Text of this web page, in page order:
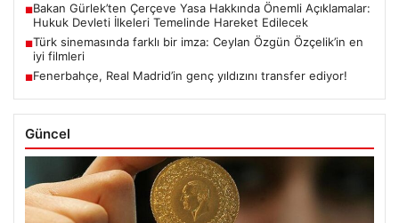
■Bakan Gürlek’ten Çerçeve Yasa Hakkında Önemli Açıklamalar:
Hukuk Devleti İlkeleri Temelinde Hareket Edilecek
■Türk sinemasında farklı bir imza: Ceylan Özgün Özçelik’in en
iyi filmleri
■Fenerbahçe, Real Madrid’in genç yıldızını transfer ediyor!
Güncel